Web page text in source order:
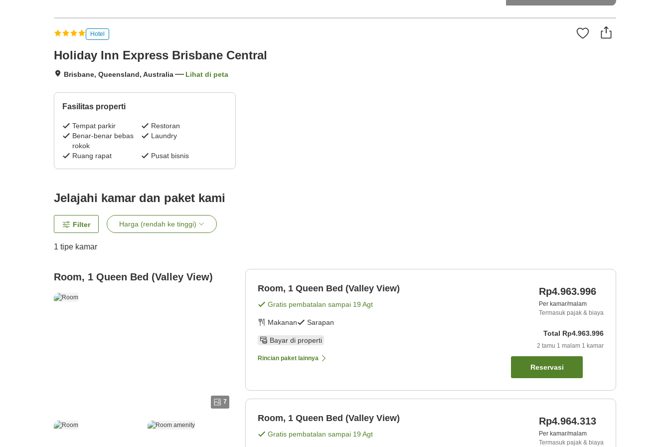
Hotel
Holiday Inn Express Brisbane Central
Brisbane, Queensland, Australia Lihat di peta
Fasilitas properti
Tempat parkir
Restoran
Benar-benar bebas
rokok
Laundry
Ruang rapat Pusat bisnis
Jelajahi kamar dan paket kami
Filter Harga (rendah ke tinggi)
1 tipe kamar
Room, 1 Queen Bed (Valley View)
7
Room, 1 Queen Bed (Valley View)
Gratis pembatalan sampai 19 Agt
Makanan Sarapan
Bayar di properti
Rincian paket lainnya
Rp4.963.996
Per kamar/malam
Termasuk pajak & biaya
Total Rp4.963.996
2 tamu 1 malam 1 kamar
Reservasi
Room, 1 Queen Bed (Valley View)
Gratis pembatalan sampai 19 Agt
Rp4.964.313
Per kamar/malam
Termasuk pajak & biaya